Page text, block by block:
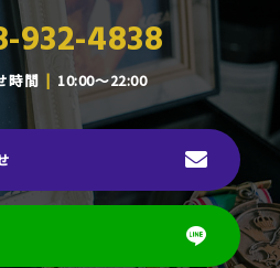
932-4838
時間 10:00～22:00